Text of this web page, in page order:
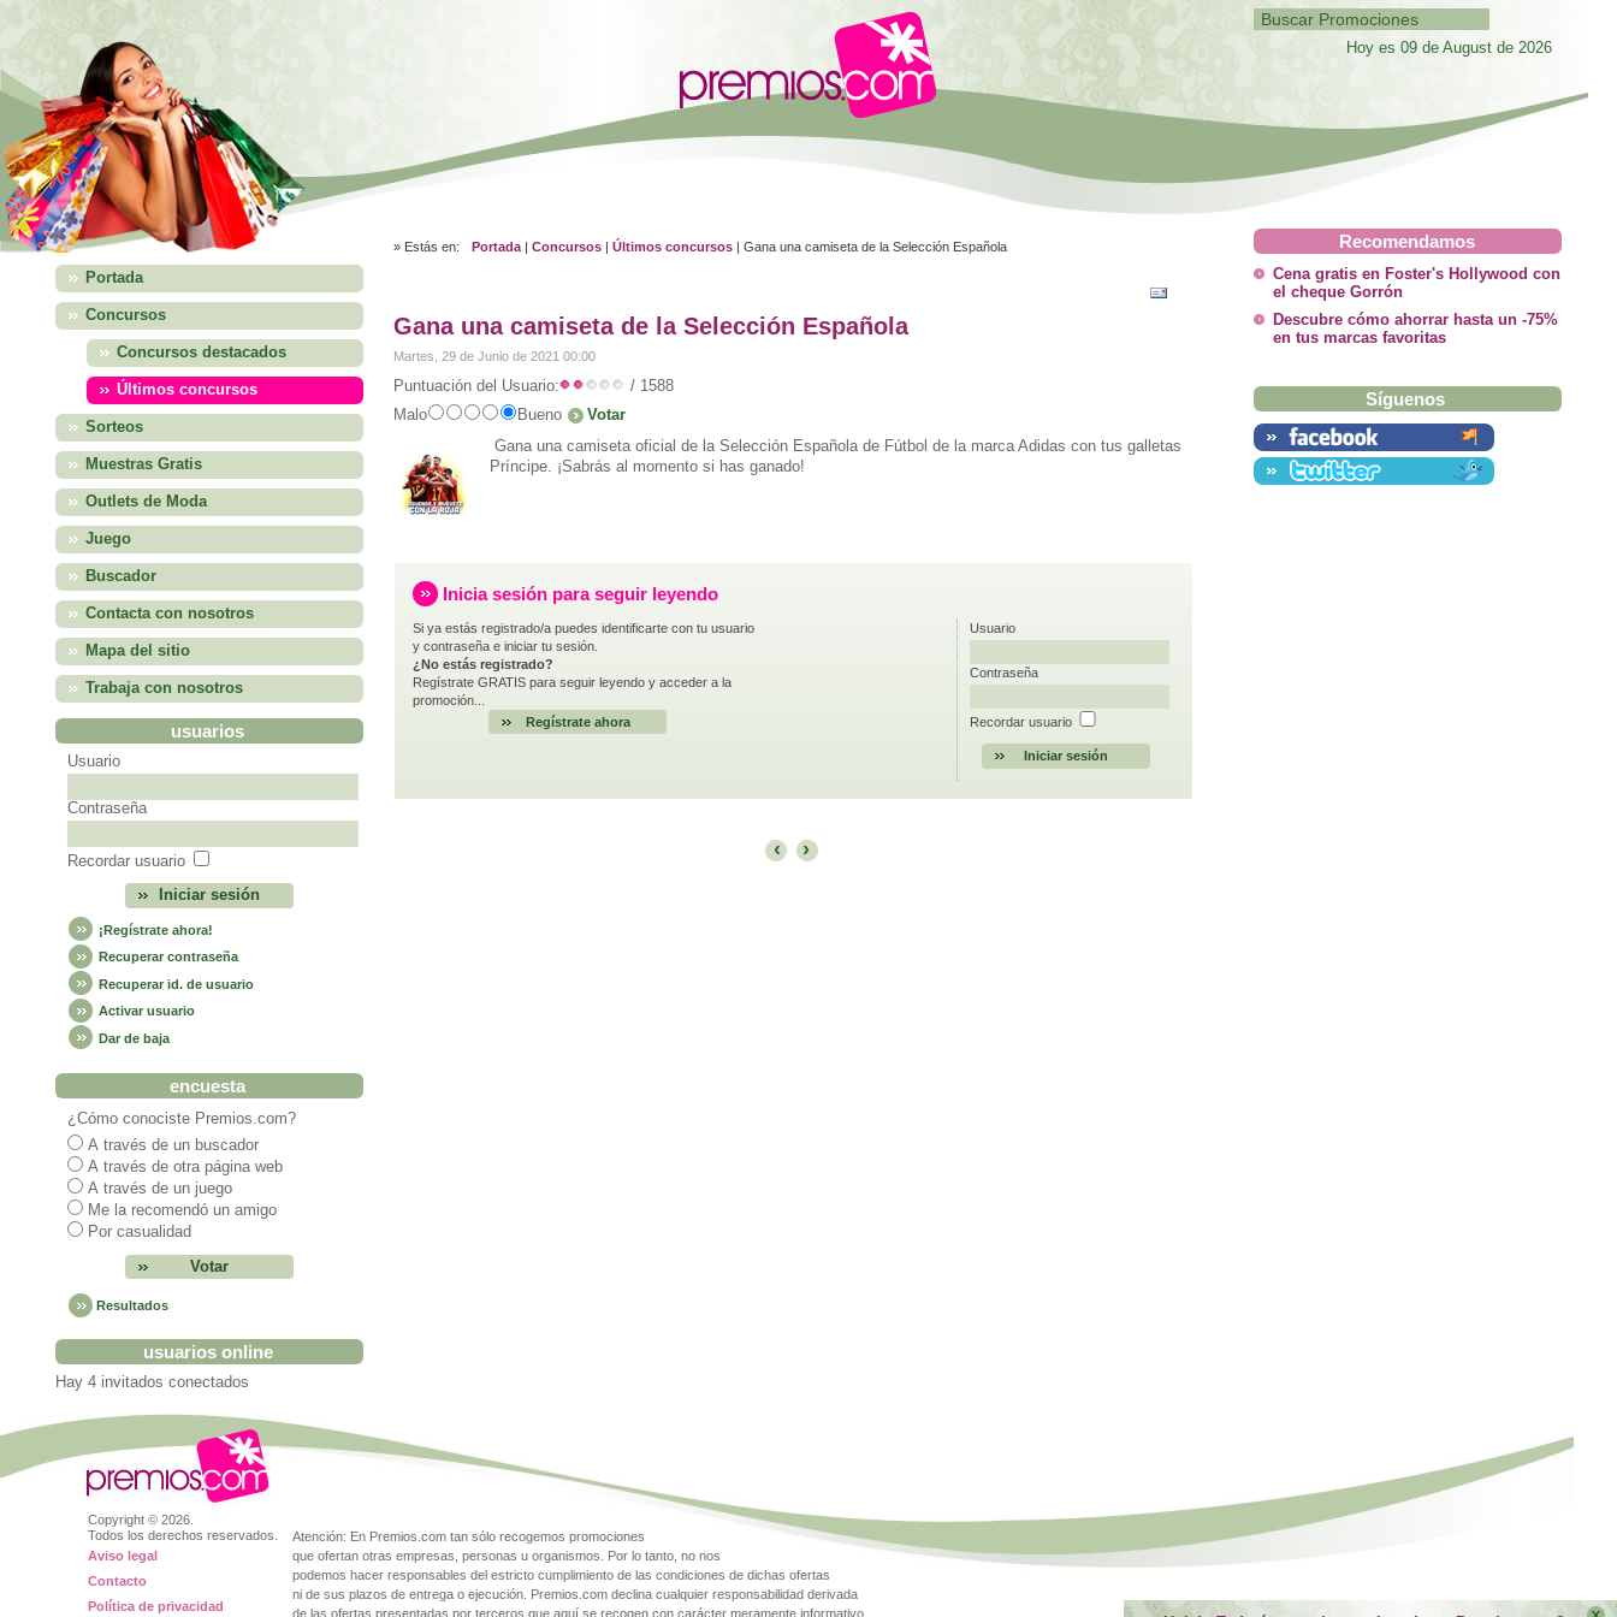
Portada
Concursos
Concursos destacados
Últimos concursos
Sorteos
Muestras Gratis
Outlets de Moda
Juego
Buscador
Contacta con nosotros
Mapa del sitio
Trabaja con nosotros
usuarios
Usuario
Contraseña
Recordar usuario
¡Regístrate ahora!
Recuperar contraseña
Recuperar id. de usuario
Activar usuario
Dar de baja
encuesta
¿Cómo conociste Premios.com?
A través de un buscador
A través de otra página web
A través de un juego
Me la recomendó un amigo
Por casualidad
Resultados
usuarios online
Hay 4 invitados conectados
Hoy es 09 de August de 2026
» Estás en: Portada |Concursos |Últimos concursos | Gana una camiseta de la Selección Española
Gana una camiseta de la Selección Española
Martes, 29 de Junio de 2021 00:00
Puntuación del Usuario:
/ 1588
Malo
Bueno
Ganauna camiseta oficial de la Selección Española de Fútbol de la marca Adidas con tus galletas
Príncipe. ¡Sabrás al momento si has ganado!
Inicia sesión para seguir leyendo
Si ya estás registrado/a puedes identificarte con tu usuario
y contraseña e iniciar tu sesión.
Usuario
Contraseña
Recordar usuario
¿No estás registrado?
Regístrate GRATIS para seguir leyendo y acceder a la
promoción...
Regístrate ahora
‹ ›
Recomendamos
Cena gratis en Foster's Hollywood con
el cheque Gorrón
Descubre cómo ahorrar hasta un -75%
en tus marcas favoritas
Síguenos
Copyright © 2026.
Todos los derechos reservados.
Aviso legal
Contacto
Política de privacidad
Atención: En Premios.com tan sólo recogemos promociones
que ofertan otras empresas, personas u organismos. Por lo tanto, no nos
podemos hacer responsables del estricto cumplimiento de las condiciones de dichas ofertas
ni de sus plazos de entrega o ejecución. Premios.com declina cualquier responsabilidad derivada
de las ofertas presentadas por terceros que aquí se recogen con carácter meramente informativo.